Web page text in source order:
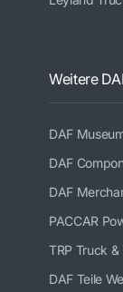
Weitere
DAF
DAF
DAF
PACCAR
TRP Truck &
DAF Teile